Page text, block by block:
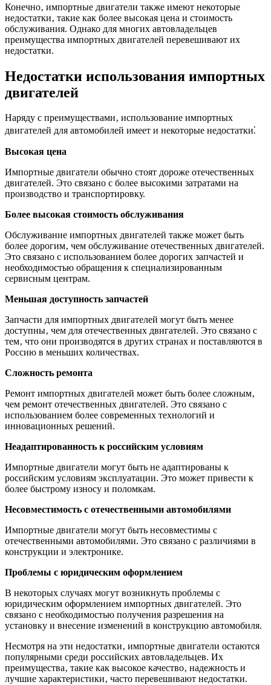
Конечно‚ импортные двигатели также имеют некоторые
недостатки‚ такие как более высокая цена и стоимость
обслуживания. Однако для многих автовладельцев
преимущества импортных двигателей перевешивают их
недостатки.
Недостатки использования импортных
двигателей
Наряду с преимуществами‚ использование импортных
двигателей для автомобилей имеет и некоторые недостатки⁚
Высокая цена
Импортные двигатели обычно стоят дороже отечественных
двигателей. Это связано с более высокими затратами на
производство и транспортировку.
Более высокая стоимость обслуживания
Обслуживание импортных двигателей также может быть
более дорогим‚ чем обслуживание отечественных двигателей.
Это связано с использованием более дорогих запчастей и
необходимостью обращения к специализированным
сервисным центрам.
Меньшая доступность запчастей
Запчасти для импортных двигателей могут быть менее
доступны‚ чем для отечественных двигателей. Это связано с
тем‚ что они производятся в других странах и поставляются в
Россию в меньших количествах.
Сложность ремонта
Ремонт импортных двигателей может быть более сложным‚
чем ремонт отечественных двигателей. Это связано с
использованием более современных технологий и
инновационных решений.
Неадаптированность к российским условиям
Импортные двигатели могут быть не адаптированы к
российским условиям эксплуатации. Это может привести к
более быстрому износу и поломкам.
Несовместимость с отечественными автомобилями
Импортные двигатели могут быть несовместимы с
отечественными автомобилями. Это связано с различиями в
конструкции и электронике.
Проблемы с юридическим оформлением
В некоторых случаях могут возникнуть проблемы с
юридическим оформлением импортных двигателей. Это
связано с необходимостью получения разрешения на
установку и внесение изменений в конструкцию автомобиля.
Несмотря на эти недостатки‚ импортные двигатели остаются
популярными среди российских автовладельцев. Их
преимущества‚ такие как высокое качество‚ надежность и
лучшие характеристики‚ часто перевешивают недостатки.